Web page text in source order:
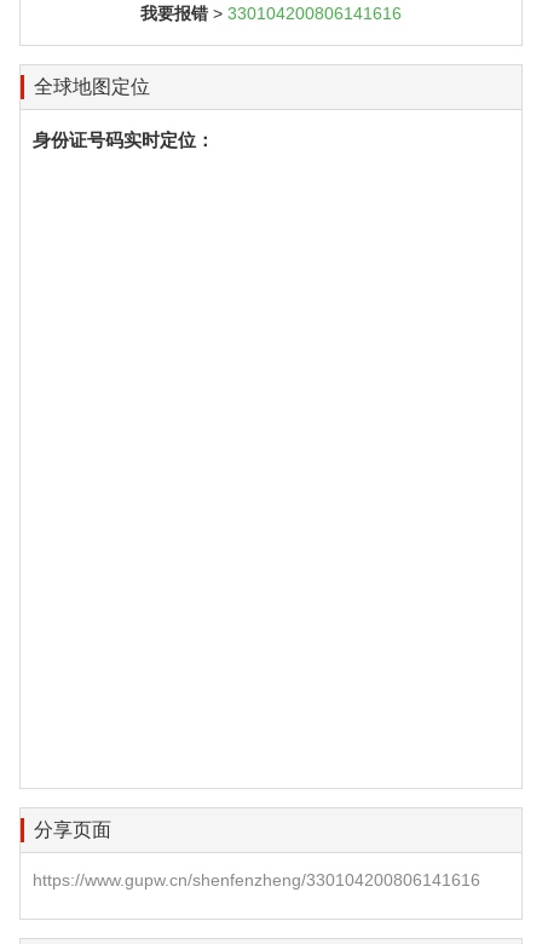
我要报错 > 330104200806141616
全球地图定位
身份证号码实时定位：
分享页面
https://www.gupw.cn/shenfenzheng/330104200806141616